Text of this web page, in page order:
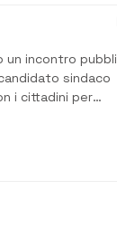
un incontro
sindaco
i cittadini per
di Antudo-